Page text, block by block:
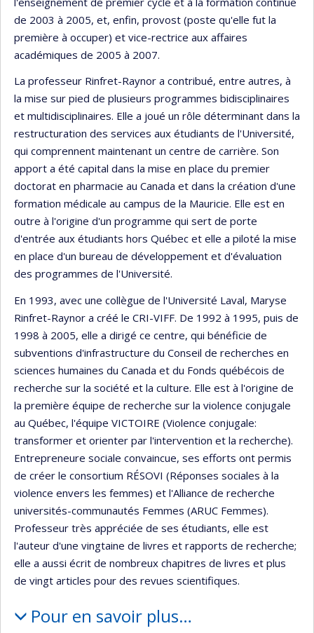
de 2003 à 2005, et, enfin, provost (poste qu'elle fut la
première à occuper) et vice-rectrice aux affaires
académiques de 2005 à 2007.
La professeur Rinfret-Raynor a contribué, entre autres, à
la mise sur pied de plusieurs programmes bidisciplinaires
et multidisciplinaires. Elle a joué un rôle déterminant dans la
restructuration des services aux étudiants de l'Université,
qui comprennent maintenant un centre de carrière. Son
apport a été capital dans la mise en place du premier
doctorat en pharmacie au Canada et dans la création d'une
formation médicale au campus de la Mauricie. Elle est en
outre à l'origine d'un programme qui sert de porte
d'entrée aux étudiants hors Québec et elle a piloté la mise
en place d'un bureau de développement et d'évaluation
des programmes de l'Université.
En 1993, avec une collègue de l'Université Laval, Maryse
Rinfret-Raynor a créé le CRI-VIFF. De 1992 à 1995, puis de
1998 à 2005, elle a dirigé ce centre, qui bénéficie de
subventions d'infrastructure du Conseil de recherches en
sciences humaines du Canada et du Fonds québécois de
recherche sur la société et la culture. Elle est à l'origine de
la première équipe de recherche sur la violence conjugale
au Québec, l'équipe VICTOIRE (Violence conjugale:
transformer et orienter par l'intervention et la recherche).
Entrepreneure sociale convaincue, ses efforts ont permis
de créer le consortium RÉSOVI (Réponses sociales à la
violence envers les femmes) et l'Alliance de recherche
universités-communautés Femmes (ARUC Femmes).
Professeur très appréciée de ses étudiants, elle est
l'auteur d'une vingtaine de livres et rapports de recherche;
elle a aussi écrit de nombreux chapitres de livres et plus
de vingt articles pour des revues scientifiques.
Pour en savoir plus…